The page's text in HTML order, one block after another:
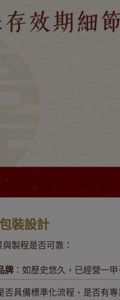
裝設計
製程是否可靠：
牌 ：如歷史悠久，已經營一
否具備標準化流程、是否有